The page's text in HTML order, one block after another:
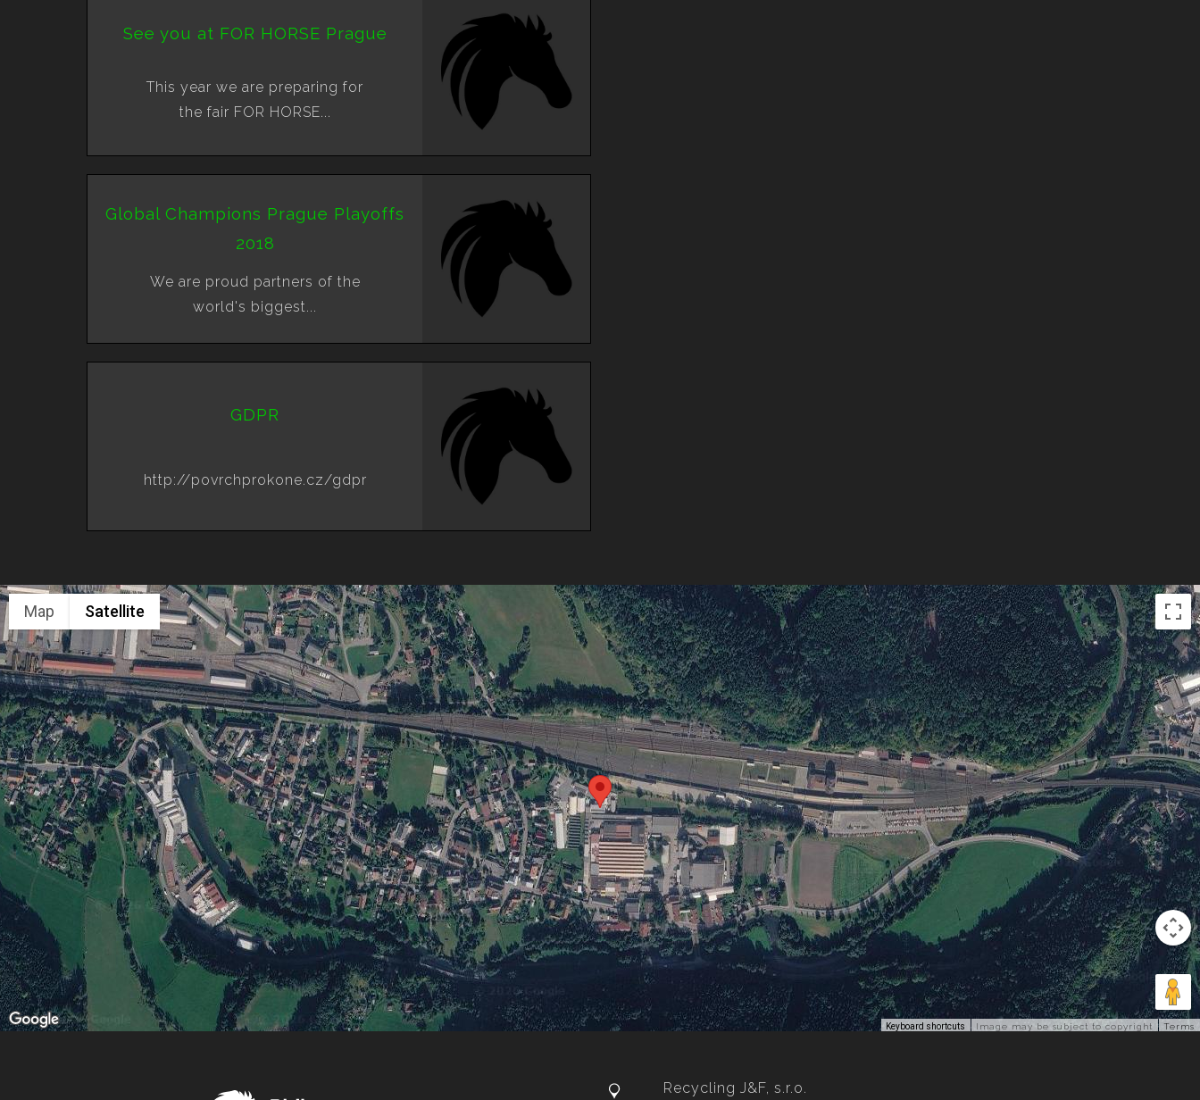
See you at FOR HORSE Prague
This year we are preparing for
the fair FOR HORSE...
Global Champions Prague Playoffs
2018
We are proud partners of the
world's biggest...
GDPR
http://povrchprokone.cz/gdpr
Map Satellite
Keyboard shortcuts Image may be subject to copyright Terms
Recycling J&F, s.r.o.